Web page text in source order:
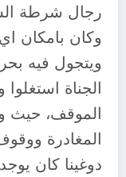
رجال شرطة
وكان بامكان
ويتجول فيه
الجناة
الموقف، حيث
المغادرة
دوغينا كان